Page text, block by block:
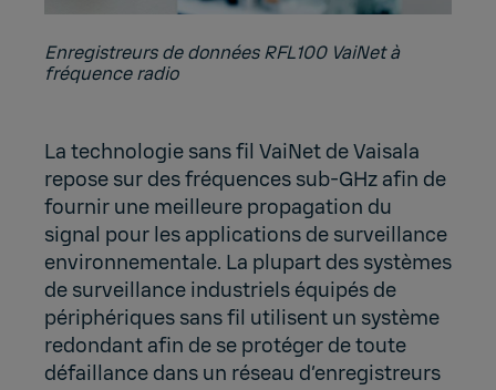
Enregistreurs de données RFL100 VaiNet à
fréquence radio
La technologie sans fil VaiNet de Vaisala
repose sur des fréquences sub-GHz afin de
fournir une meilleure propagation du
signal pour les applications de surveillance
environnementale. La plupart des systèmes
de surveillance industriels équipés de
périphériques sans fil utilisent un système
redondant afin de se protéger de toute
défaillance dans un réseau d’enregistreurs